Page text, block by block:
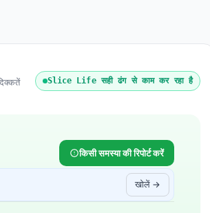
Slice Life सही ढंग से काम कर रहा है
किसी समस्या की रिपोर्ट करें
खोलें →